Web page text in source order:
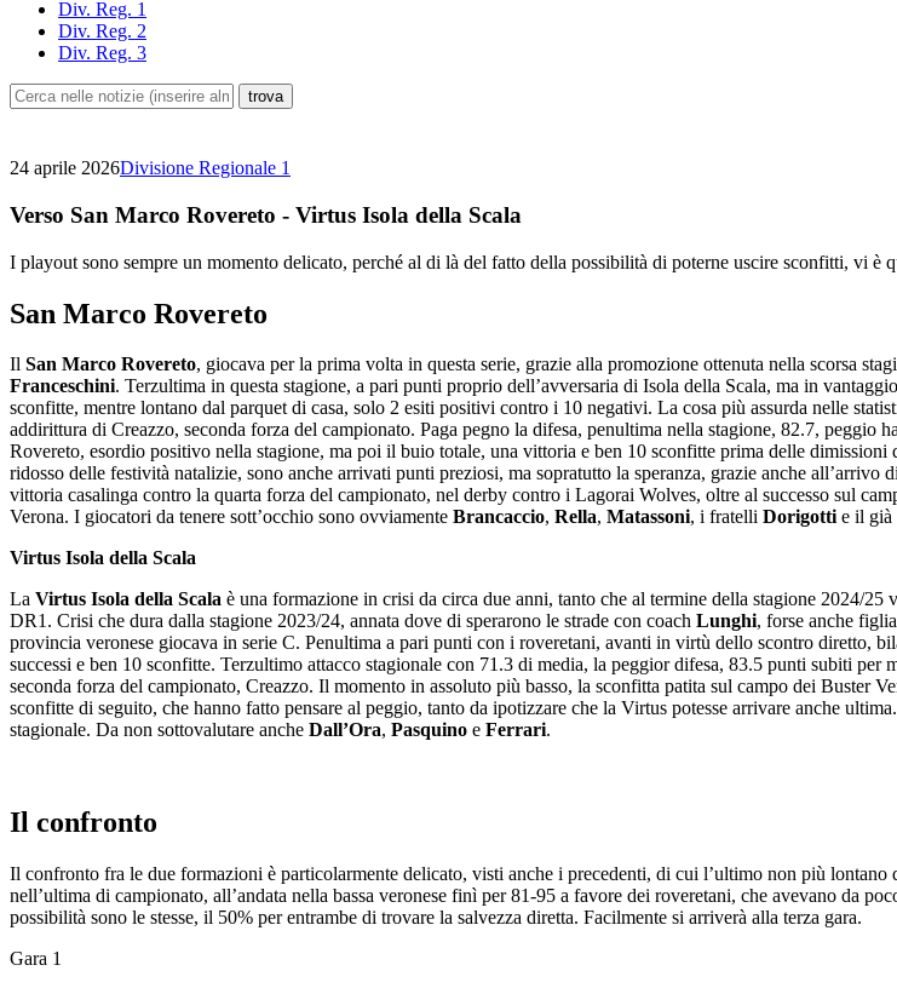
Div. Reg. 1
Div. Reg. 2
Div. Reg. 3
24 aprile 2026Divisione Regionale 1
Verso San Marco Rovereto - Virtus Isola della Scala
I playout sono sempre un momento delicato, perché al di là del fatto della possibilità di poterne uscire sconfitti, vi è
San Marco Rovereto
Il San Marco Rovereto, giocava per la prima volta in questa serie, grazie alla promozione ottenuta nella scorsa
Franceschini. Terzultima in questa stagione, a pari punti proprio dell’avversaria di Isola della Scala, ma in
sconfitte, mentre lontano dal parquet di casa, solo 2 esiti positivi contro i 10 negativi. La cosa più assurda nelle
addirittura di Creazzo, seconda forza del campionato. Paga pegno la difesa, penultima nella stagione, 82.7,
Rovereto, esordio positivo nella stagione, ma poi il buio totale, una vittoria e ben 10 sconfitte prima delle dimissioni
ridosso delle festività natalizie, sono anche arrivati punti preziosi, ma sopratutto la speranza, grazie anche all’arrivo
vittoria casalinga contro la quarta forza del campionato, nel derby contro i Lagorai Wolves, oltre al successo sul
Verona. I giocatori da tenere sott’occhio sono ovviamente Brancaccio, Rella, Matassoni, i fratelli Dorigottie il già
Virtus Isola della Scala
La Virtus Isola della Scala è una formazione in crisi da circa due anni, tanto che al termine della stagione 2024/
DR1. Crisi che dura dalla stagione 2023/24, annata dove di sperarono le strade con coach Lunghi, forse anche
provincia veronese giocava in serie C. Penultima a pari punti con i roveretani, avanti in virtù dello scontro diretto,
successi e ben 10 sconfitte. Terzultimo attacco stagionale con 71.3 di media, la peggior difesa, 83.5 punti subiti
seconda forza del campionato, Creazzo. Il momento in assoluto più basso, la sconfitta patita sul campo dei Buster
sconfitte di seguito, che hanno fatto pensare al peggio, tanto da ipotizzare che la Virtus potesse arrivare anche
stagionale. Da non sottovalutare anche Dall’Ora, Pasquino e Ferrari.
Il confronto
Il confronto fra le due formazioni è particolarmente delicato, visti anche i precedenti, di cui l’ultimo non più
nell’ultima di campionato, all’andata nella bassa veronese finì per 81-95 a favore dei roveretani, che avevano da
possibilità sono le stesse, il 50% per entrambe di trovare la salvezza diretta. Facilmente si arriverà alla terza gara.
Gara 1